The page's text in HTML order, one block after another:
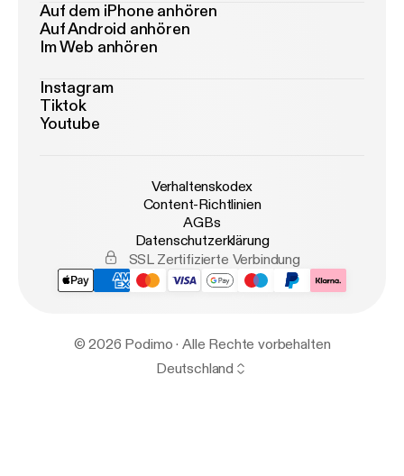
Auf dem iPhone anhören
Auf Android anhören
Im Web anhören
Instagram
Tiktok
Youtube
Verhaltenskodex
Content-Richtlinien
AGBs
Datenschutzerklärung
SSL Zertifizierte Verbindung
© 2026 Podimo · Alle Rechte vorbehalten
Deutschland